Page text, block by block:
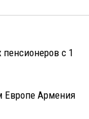
с 1
Европе Армения